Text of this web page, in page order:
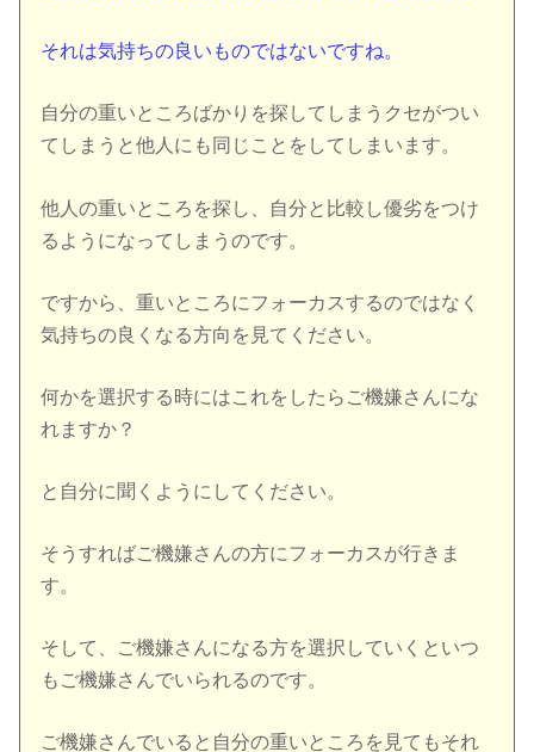
それは気持ちの良いものではないですね。
自分の重いところばかりを探してしまうクセがつい
てしまうと他人にも同じことをしてしまいます。
他人の重いところを探し、自分と比較し優劣をつけ
るようになってしまうのです。
ですから、重いところにフォーカスするのではなく
気持ちの良くなる方向を見てください。
何かを選択する時にはこれをしたらご機嫌さんにな
れますか？
と自分に聞くようにしてください。
そうすればご機嫌さんの方にフォーカスが行きま
す。
そして、ご機嫌さんになる方を選択していくといつ
もご機嫌さんでいられるのです。
ご機嫌さんでいると自分の重いところを見てもそれ